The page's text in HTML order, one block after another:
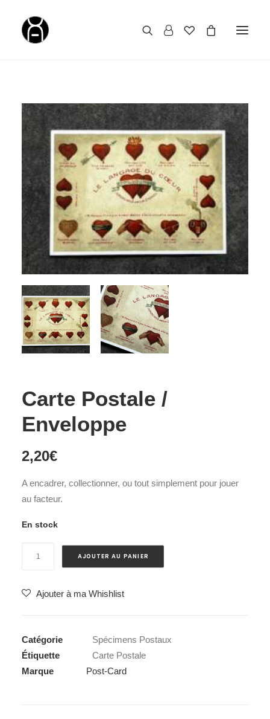
Carte Postale /
Enveloppe
2,20€
A encadrer, collectionner, ou tout simplement pour jouer
au facteur.
En stock
Postale
AJOUTER AU PANIER
Ajouter à ma Whishlist
Catégorie
Spécimens Postaux
Étiquette
Carte Postale
Marque
Post-Card